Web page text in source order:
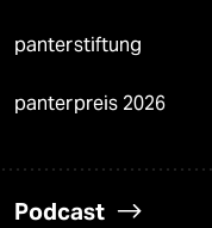
panterstiftung
panterpreis 2026
Podcast